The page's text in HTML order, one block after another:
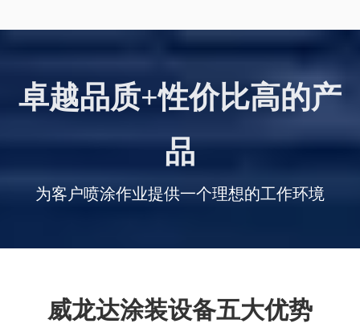
卓越品质+性价比高的产
品
为客户喷涂作业提供一个理想的工作环境
威龙达涂装设备五大优势